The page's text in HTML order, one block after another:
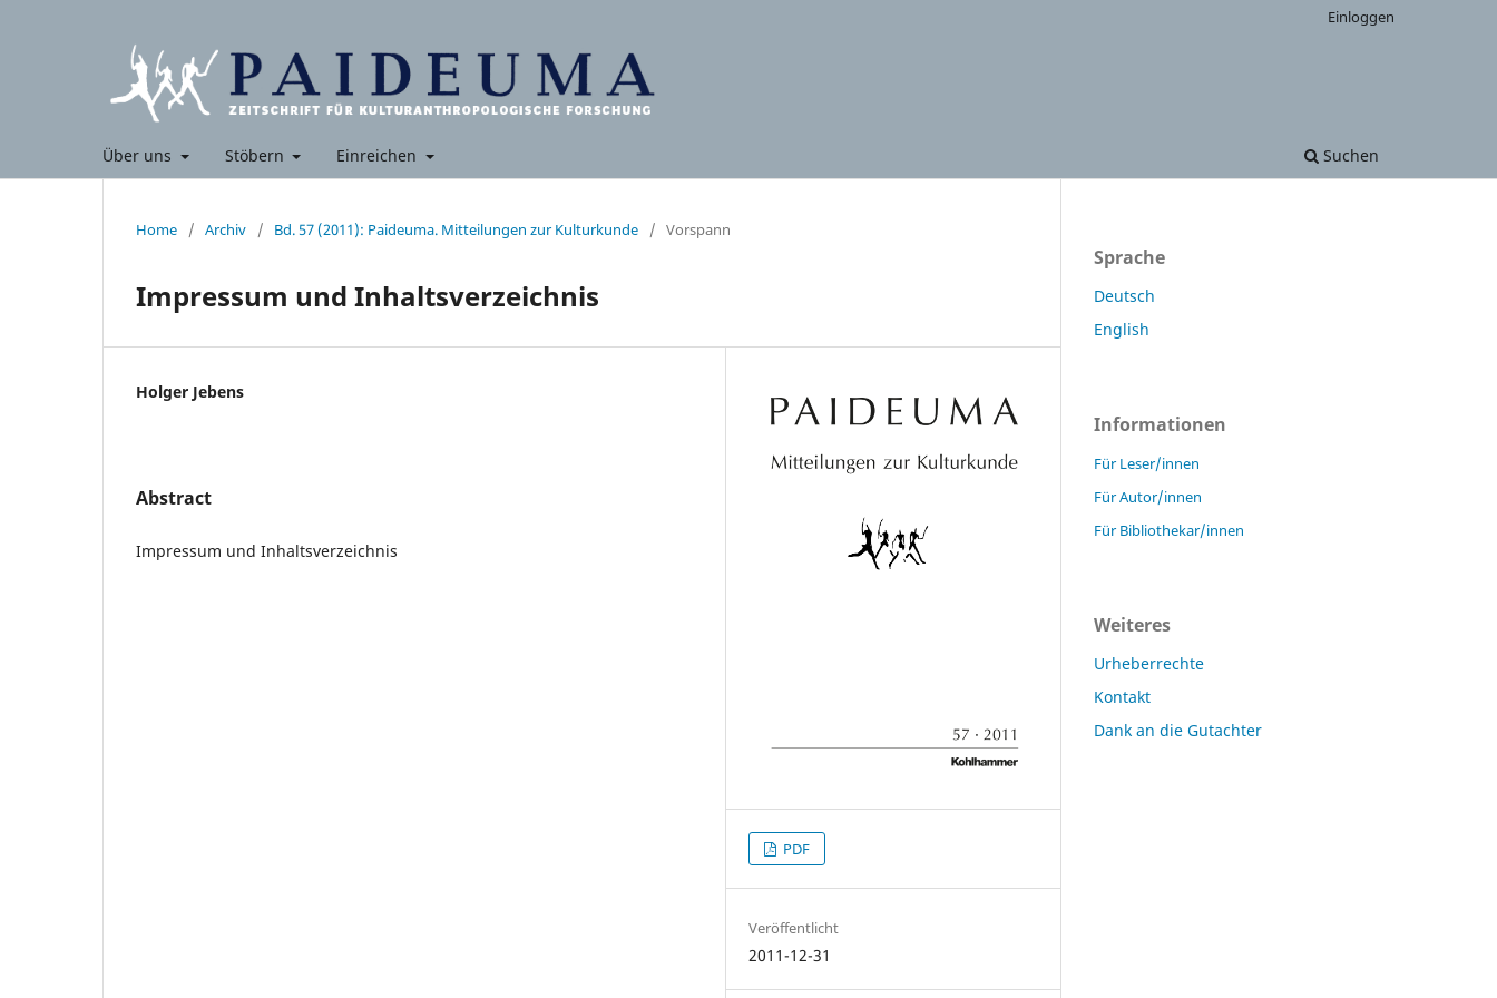
Über uns Stöbern Einreichen Suchen
Einloggen
Home / Archiv / Bd. 57 (2011): Paideuma. Mitteilungen zur Kulturkunde / Vorspann
Impressum und Inhaltsverzeichnis
Holger Jebens
Abstract
Impressum und Inhaltsverzeichnis
PDF
Veröffentlicht
2011-12-31
Sprache
Deutsch
English
Informationen
Für Leser/innen
Für Autor/innen
Für Bibliothekar/innen
Weiteres
Urheberrechte
Kontakt
Dank an die Gutachter